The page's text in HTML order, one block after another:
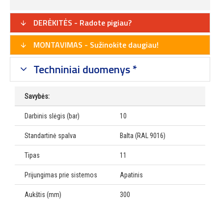
DERĖKITĖS - Radote pigiau?
MONTAVIMAS - Sužinokite daugiau!
Techniniai duomenys *
Savybės:
Darbinis slėgis (bar) 10
Standartinė spalva Balta (RAL 9016)
Tipas 11
Prijungimas prie sistemos Apatinis
Aukštis (mm) 300